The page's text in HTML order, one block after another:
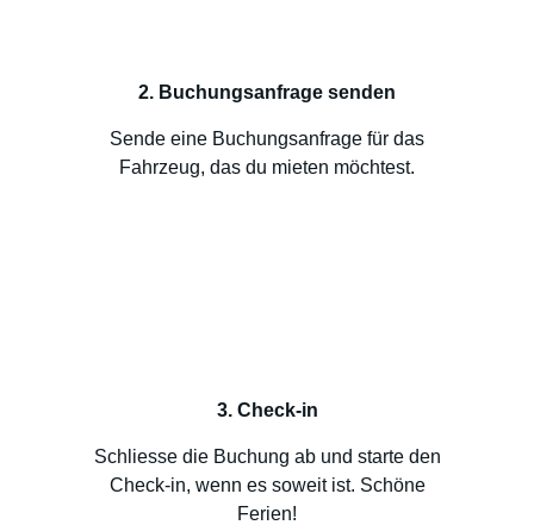
2. Buchungsanfrage senden
Sende eine Buchungsanfrage für das
Fahrzeug, das du mieten möchtest.
3. Check-in
Schliesse die Buchung ab und starte den
Check-in, wenn es soweit ist. Schöne
Ferien!